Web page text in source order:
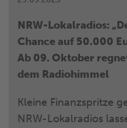
NRW-Lokalradios:
Chance auf 50.000
Ab 09. Oktober
dem Radiohimmel
Kleine Finanzspritze
NRW-Lokalradios